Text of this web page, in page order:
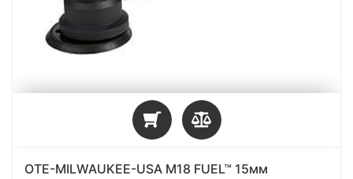
OTE-MILWAUKEE-USA M18 FUEL™ 15мм